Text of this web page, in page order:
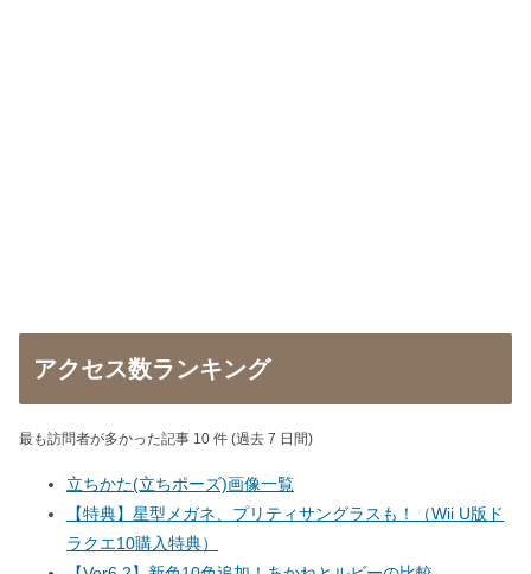
アクセス数ランキング
最も訪問者が多かった記事 10 件 (過去 7 日間)
立ちかた(立ちポーズ)画像一覧
【特典】星型メガネ、プリティサングラスも！（Wii U版ド
ラクエ10購入特典）